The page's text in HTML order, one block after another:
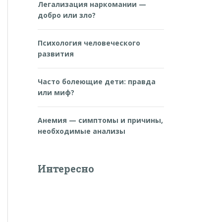
Легализация наркомании —
добро или зло?
Психология человеческого
развития
Часто болеющие дети: правда
или миф?
Анемия — симптомы и причины,
необходимые анализы
Интересно